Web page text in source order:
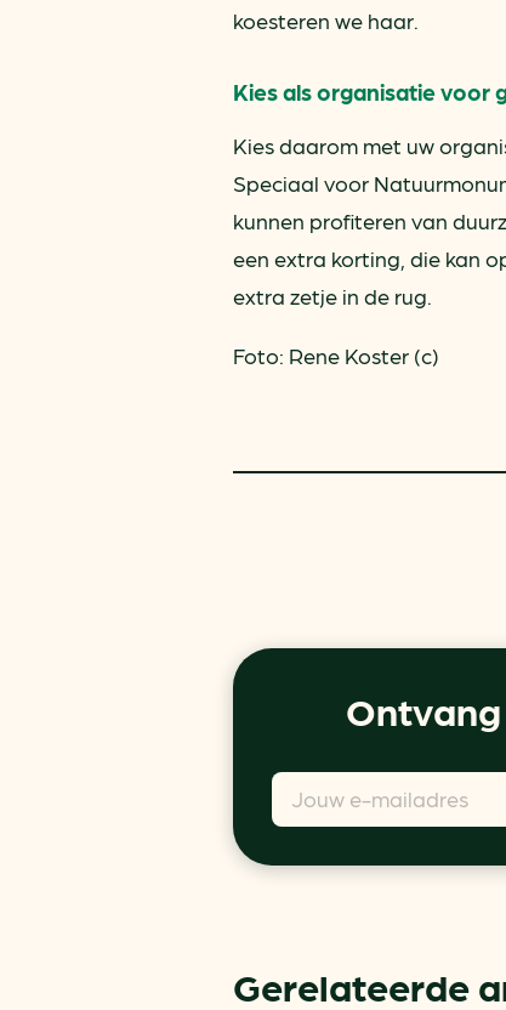
koesteren we haar.
Kies als organisatie voor
Kies daarom met uw
Speciaal voor
kunnen profiteren van
een extra korting, die kan
extra zetje in de rug.
Foto: Rene Koster (c)
Gerelateerde